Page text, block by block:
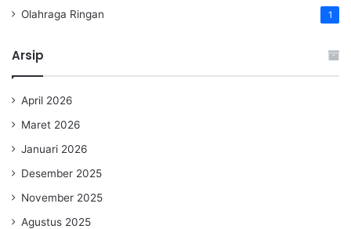
Olahraga Ringan 1
Arsip
April 2026
Maret 2026
Januari 2026
Desember 2025
November 2025
Agustus 2025